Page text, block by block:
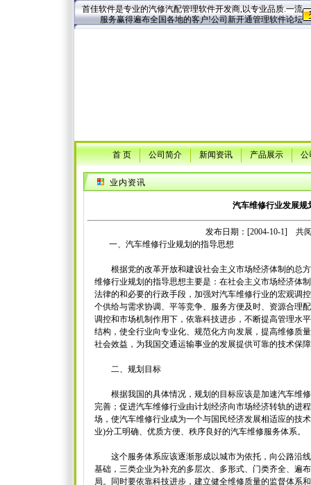
首佳软件是专业的汽修汽配管理软件开发商,以专业品质.一流
服务赢得遍布全国各地的客户!公司新开通管理软件论坛
首 页 公司简介 新闻资讯 产品展示 公
业内资讯
汽车维修行业发展规
发布日期：[2004-10-1] 共
一、汽车维修行业规划的指导思想
根据党的改革开放和建设社会主义市场经济体制的总方
维修行业规划的指导思想主要是：在社会主义市场经济体
法律的和必要的行政手段，加强对汽车维修行业的宏观调
个供给与需求协调、平等竞争、服务方便及时、资源合理
调控和市场机制作用下，依靠科技进步，不断提高管理水
结构，使全行业向专业化、规范化方向发展，提高维修质
社会效益，为我国交通运输事业的发展提供可靠的技术保
二、规划目标
根据我国的具体情况，规划的目标应该是加速汽车维修
完善；促进汽车维修行业由计划经济向市场经济转轨的进
场，使汽车维修行业成为一个与国民经济发展相适应的技
业)分工明确、优质方便、秩序良好的汽车维修服务体系。
这个服务体系应该逐渐形成以城市为依托，向公路沿线
基础，三类企业为补充的多层次、多形式、门类齐全、遍
局。同时要依靠科技进步，建立健全维修质量的监督体系